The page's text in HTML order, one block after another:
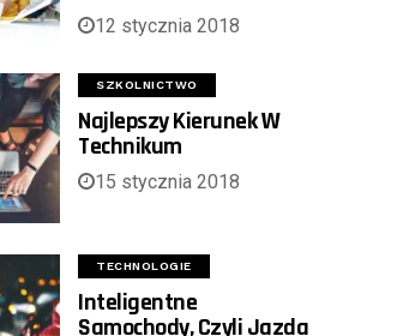
12 stycznia 2018
SZKOLNICTWO
Najlepszy Kierunek W
Technikum
15 stycznia 2018
TECHNOLOGIE
Inteligentne
Samochody, Czyli Jazda